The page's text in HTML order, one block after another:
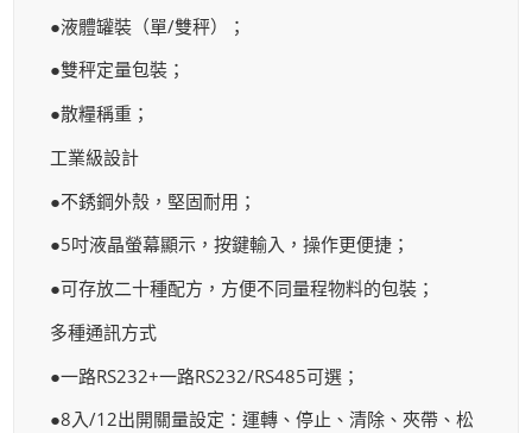
●液體罐裝（單/雙秤）；
●雙秤定量包裝；
●散糧稱重；
工業級設計
●不銹鋼外殼，堅固耐用；
●5吋液晶螢幕顯示，按鍵輸入，操作更便捷；
●可存放二十種配方，方便不同量程物料的包裝；
多種通訊方式
●一路RS232+一路RS232/RS485可選；
●8入/12出開關量設定：運轉、停止、清除、夾帶、松